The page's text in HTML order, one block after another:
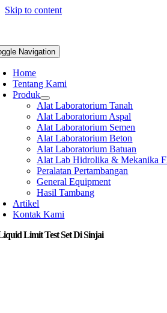
Skip to content
Navigation
Home
Tentang Kami
Produk
Alat Laboratorium Tanah
Alat Laboratorium Aspal
Alat Laboratorium Semen
Alat Laboratorium Beton
Alat Laboratorium Batuan
Alat Lab Hidrolika & Mekanika
Peralatan Pertambangan
General Equipment
Hasil Tambang
Artikel
Kontak Kami
Limit Test Set Di Sinjai